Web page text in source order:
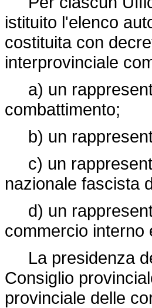
istituito l'elenco
costituita con
interprovinciale
a) un
combattimento;
b) un
c) un
nazionale fascista
d) un
commercio interno
La presidenza
Consiglio
provinciale delle